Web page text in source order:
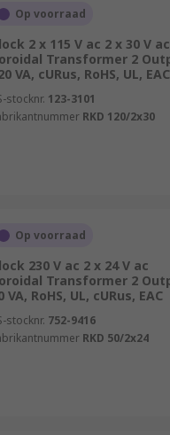
Op voorraad
2 x 115 V ac 2 x 30 V ac
Transformer 2
VA, cURus, RoHS, UL, EAC
stocknr. 123-3101
RKD 120/2x30
Op voorraad
230 V ac 2 x 24 V ac
Transformer 2
VA, RoHS, UL, cURus, EAC
stocknr. 752-9416
RKD 50/2x24